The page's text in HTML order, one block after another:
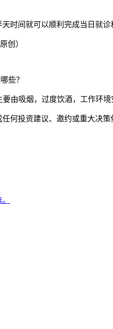
时间就可以顺利完成当日就诊
些？
由吸烟，过度饮酒，工作环
何投资建议、邀约或重大决